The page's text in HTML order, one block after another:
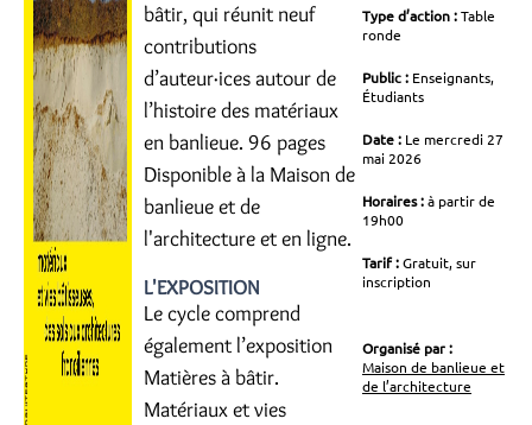
bâtir, qui réunit neuf
contributions
d’auteur·ices autour de
l’histoire des matériaux
en banlieue. 96 pages
Disponible à la Maison de
banlieue et de
l'architecture et en ligne.
L'EXPOSITION
Le cycle comprend
également l’exposition
Matières à bâtir.
Matériaux et vies
Type d’action :Table
ronde
Public : Enseignants,
Étudiants
Date : Le mercredi 27
mai 2026
Horaires :à partir de
19h00
Tarif :Gratuit, sur
inscription
Organisé par :
Maison de banlieue et
de l’architecture